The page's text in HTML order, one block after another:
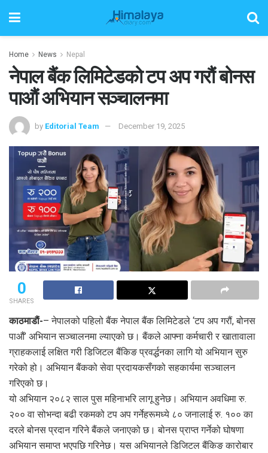
Home News Nepal
नेपाल बैंक लिमिटेडको टप अप गरौं बोनस
पाऔं अभियान सञ्चालनमा
by Editorial Team December 19, 2025
0
SHARES
काठमाडाैं-– नेपालको पहिलो बैंक नेपाल बैंक लिमिटेडले ‘टप अप गरौं, बोनस
पाऔं’ अभियान सञ्चालनमा ल्याएको छ। बैंकले आफ्ना कर्मचारी र खातावाला
ग्राहकलाई लक्षित गरी डिजिटल बैंकिङ प्रवर्द्धनका लागि यो अभियान सुरु
गरेको हो। अभियान बैंकको सेवा प्रदायकसँगको सहकार्यमा सञ्चालन
गरिएको छ।
यो अभियान २०८२ साल पुस महिनाभरि लागू हुनेछ। अभियान अवधिमा रु.
२०० वा सोभन्दा बढी रकमको टप अप गर्नेहरूमध्ये ८० जनालाई रु. १०० का
दरले बोनस प्रदान गरिने बैंकले जनाएको छ। बोनस प्राप्त गर्नेको घोषणा
अभियान समाप्त भएपछि गरिनेछ। यस अभियानले डिजिटल बैंकिङ कारोबार